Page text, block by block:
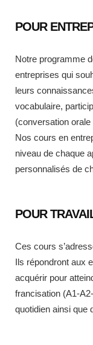
POUR
Notre programme
entreprises qui
leurs
vocabulaire,
(conversation
Nos cours en
niveau de chaque
personnalisés de
POUR
Ces cours
Ils répondront aux
acquérir pour
francisation (A1-
quotidien ainsi que